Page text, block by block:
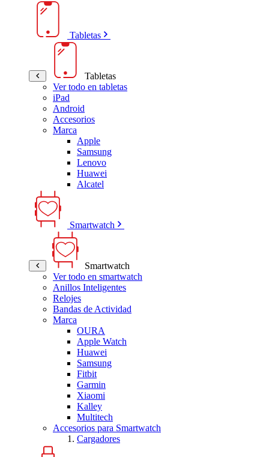
Tabletas
Tabletas
Ver todo en tabletas
iPad
Android
Accesorios
Marca
Apple
Samsung
Lenovo
Huawei
Alcatel
Smartwatch
Smartwatch
Ver todo en smartwatch
Anillos Inteligentes
Relojes
Bandas de Actividad
Marca
OURA
Apple Watch
Huawei
Samsung
Fitbit
Garmin
Xiaomi
Kalley
Multitech
Accesorios para Smartwatch
Cargadores